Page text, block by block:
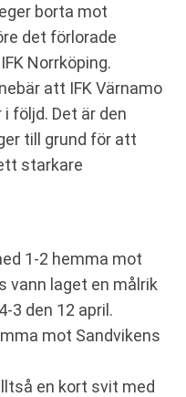
borta mot
det förlorade
Norrköping.
att IFK Värnamo
följd. Det är den
till grund för att
starkare
1-2 hemma mot
vann laget en målrik
3 den 12 april.
mot Sandvikens
en kort svit med